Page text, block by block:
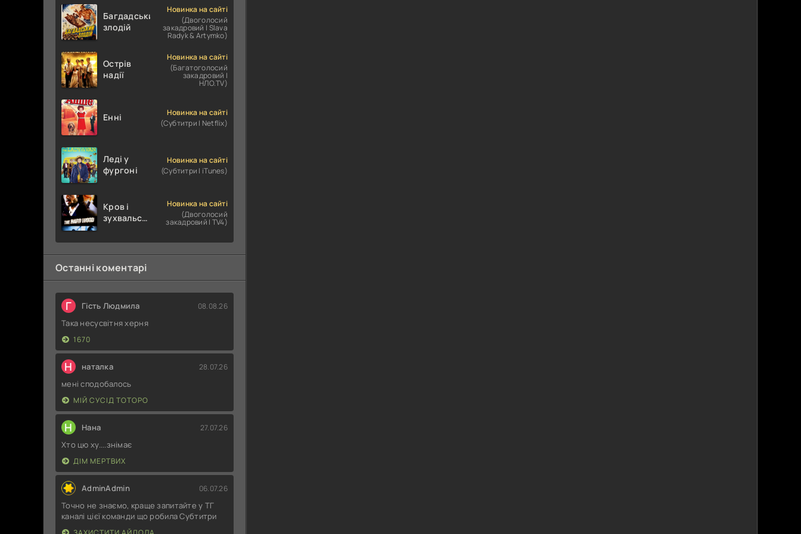
Багдадський
злодій
Новинка на сайті
(Двоголосий
закадровий | Slava
Radyk & Artymko)
Острів
надії
Новинка на сайті
(Багатоголосий
закадровий |
НЛО.TV)
Енні
Новинка на сайті
(Субтитри | Netflix)
Леді у
фургоні
Новинка на сайті
(Субтитри | iTunes)
Кров і
зухвальство
пограбування
Новинка на сайті
(Двоголосий
закадровий | TV4)
Останні коментарі
Г Гість Людмила 08.08.26
Така несусвітня херня
1670
Н наталка 28.07.26
мені сподобалось
МІЙ СУСІД ТОТОРО
Н Нана 27.07.26
Хто цю ху....знімає
ДІМ МЕРТВИХ
AdminAdmin 06.07.26
Точно не знаємо, краще запитайте у ТГ
каналі цієї команди що робила Субтитри